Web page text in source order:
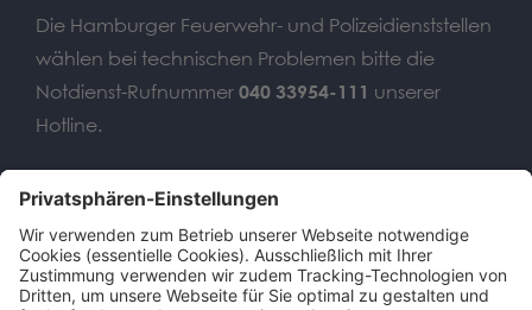
Die Hamburger Feuerwehr- und Polizeidienststellen
wählen bei technischen Problemen bitte die
Notdienst-Rufnummer 040 33954-111 unserer
Hotline.
Wir benötigen Ihre
Zustimmung, um den Google
Maps-Service zu laden!